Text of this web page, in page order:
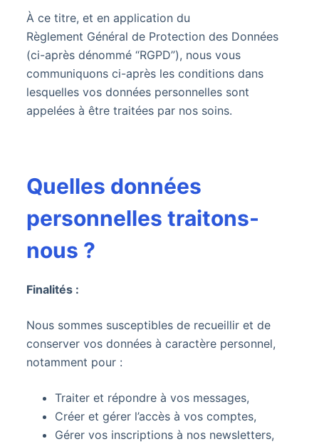
À ce titre, et en application du
Règlement Général de Protection des Données
(ci-après dénommé “RGPD”), nous vous
communiquons ci-après les conditions dans
lesquelles vos données personnelles sont
appelées à être traitées par nos soins.
Quelles données
personnelles traitons-
nous ?
Finalités :
Nous sommes susceptibles de recueillir et de
conserver vos données à caractère personnel,
notamment pour :
Traiter et répondre à vos messages,
Créer et gérer l’accès à vos comptes,
Gérer vos inscriptions à nos newsletters,